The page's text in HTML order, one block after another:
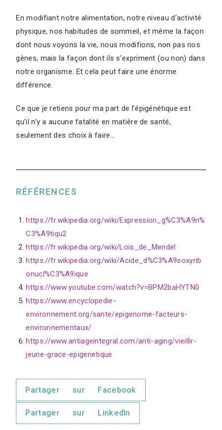
En modifiant notre alimentation, notre niveau d’activité
physique, nos habitudes de sommeil, et même la façon
dont nous voyons la vie, nous modifions, non pas nos
gènes, mais la façon dont ils s’expriment (ou non) dans
notre organisme. Et cela peut faire une énorme
différence.
Ce que je retiens pour ma part de l’épigénétique est
qu’il n’y a aucune fatalité en matière de santé,
seulement des choix à faire…
RÉFÉRENCES
https://fr.wikipedia.org/wiki/Expression_g%C3%A9n%
C3%A9tiqu2
https://fr.wikipedia.org/wiki/Lois_de_Mendel
https://fr.wikipedia.org/wiki/Acide_d%C3%A9soxyrib
onucl%C3%A9ique
https://www.youtube.com/watch?v=BPM2baHYTN0
https://www.encyclopedie-
environnement.org/sante/epigenome-facteurs-
environnementaux/
https://www.antiageintegral.com/anti-aging/vieillir-
jeune-grace-epigenetique
Partager sur Facebook
Partager sur LinkedIn